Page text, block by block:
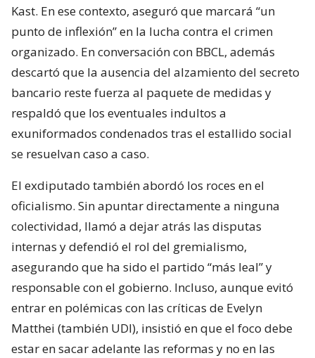
Kast. En ese contexto, aseguró que marcará “un
punto de inflexión” en la lucha contra el crimen
organizado. En conversación con BBCL, además
descartó que la ausencia del alzamiento del secreto
bancario reste fuerza al paquete de medidas y
respaldó que los eventuales indultos a
exuniformados condenados tras el estallido social
se resuelvan caso a caso.
El exdiputado también abordó los roces en el
oficialismo. Sin apuntar directamente a ninguna
colectividad, llamó a dejar atrás las disputas
internas y defendió el rol del gremialismo,
asegurando que ha sido el partido “más leal” y
responsable con el gobierno. Incluso, aunque evitó
entrar en polémicas con las críticas de Evelyn
Matthei (también UDI), insistió en que el foco debe
estar en sacar adelante las reformas y no en las